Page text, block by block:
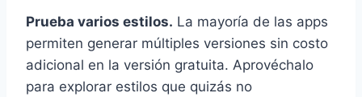
Prueba varios estilos. La mayoría de las apps
permiten generar múltiples versiones sin costo
adicional en la versión gratuita. Aprovéchalo
para explorar estilos que quizás no